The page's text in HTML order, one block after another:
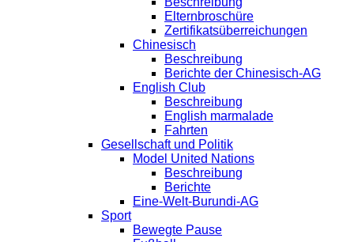
Elternbroschüre
Zertifikatsüberreichungen
Chinesisch
Beschreibung
Berichte der Chinesisch-AG
English Club
Beschreibung
English marmalade
Fahrten
Gesellschaft und Politik
Model United Nations
Beschreibung
Berichte
Eine-Welt-Burundi-AG
Sport
Bewegte Pause